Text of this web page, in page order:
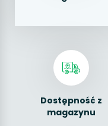
Dostępność z
magazynu